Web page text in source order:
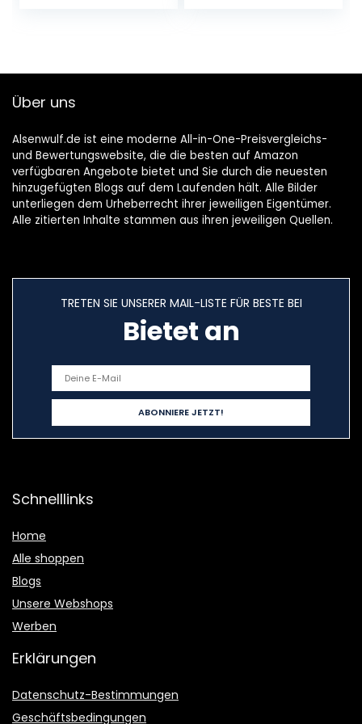
Über uns
Alsenwulf.de ist eine moderne All-in-One-Preisvergleichs-
und Bewertungswebsite, die die besten auf Amazon
verfügbaren Angebote bietet und Sie durch die neuesten
hinzugefügten Blogs auf dem Laufenden hält. Alle Bilder
unterliegen dem Urheberrecht ihrer jeweiligen Eigentümer.
Alle zitierten Inhalte stammen aus ihren jeweiligen Quellen.
TRETEN SIE UNSERER MAIL-LISTE FÜR BESTE BEI
Bietet an
Schnelllinks
Home
Alle shoppen
Blogs
Unsere Webshops
Werben
Erklärungen
Datenschutz-Bestimmungen
Geschäftsbedingungen